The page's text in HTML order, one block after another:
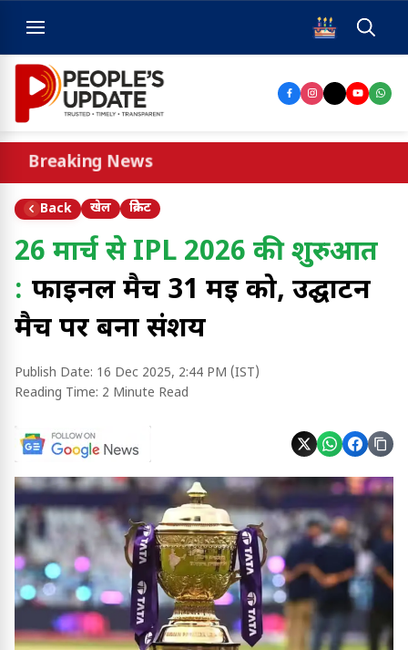
Breaking News
Back खेल क्रिकेट
26 मार्च से IPL 2026 की शुरुआत
: फाइनल मैच 31 मई को, उद्घाटन
मैच पर बना संशय
Publish Date: 16 Dec 2025, 2:44 PM (IST)
Reading Time: 2 Minute Read